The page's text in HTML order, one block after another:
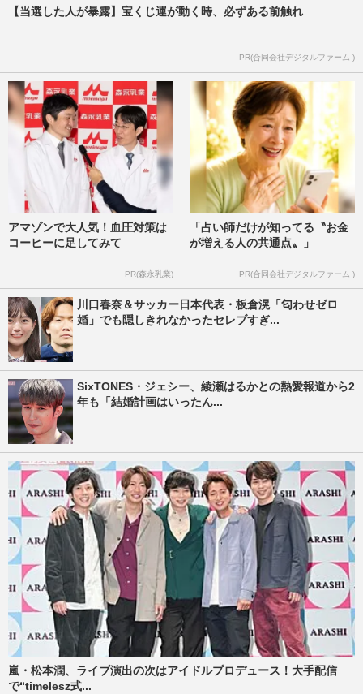
【当選した人が暴露】宝くじ運が動く時、必ずある前触れ
PR(合同会社デジタルファーム )
アマゾンで大人気！血圧対策は
コーヒーに足してみて
PR(森永乳業)
「占い師だけが知ってる〝お金
が増える人の共通点〟」
PR(合同会社デジタルファーム )
川口春奈＆サッカー日本代表・板倉滉「匂わせゼロ
婚」でも隠しきれなかったセレブすぎ...
SixTONES・ジェシー、綾瀬はるかとの熱愛報道から2
年も「結婚計画はいったん...
嵐・松本潤、ライブ演出の次はアイドルプロデュース！大手配信
で“timelesz式...